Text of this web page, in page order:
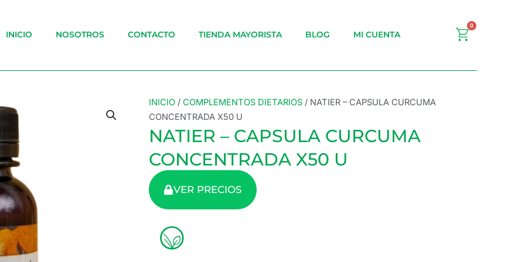
INICIO NOSOTROS CONTACTO TIENDA MAYORISTA BLOG MI CUENTA
0
Carrito
INICIO / COMPLEMENTOS DIETARIOS / NATIER – CAPSULA CURCUMA
CONCENTRADA X50 U
NATIER – CAPSULA CURCUMA
CONCENTRADA X50 U
VER PRECIOS